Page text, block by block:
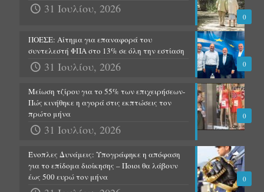
0
31 Ιουλίου, 2026
0
ΠΟΕΣΕ: Αίτημα για επαναφορά του
συντελεστή ΦΠΑ στο 13% σε όλη την εστίαση
31 Ιουλίου, 2026
0
Μείωση τζίρου για το 55% των επιχειρήσεων-
Πώς κινήθηκε η αγορά στις εκπτώσεις τον
πρώτο μήνα
31 Ιουλίου, 2026
0
Ένοπλες Δυνάμεις: Υπογράφηκε η απόφαση
για το επίδομα διοίκησης – Ποιοι θα λάβουν
έως 500 ευρώ τον μήνα